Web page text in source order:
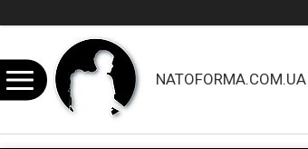
NATOFORMA.COM.UA